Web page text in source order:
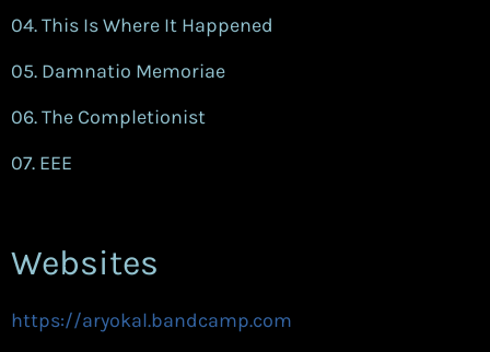
04. This Is Where It Happened
05. Damnatio Memoriae
06. The Completionist
07. EEE
Websites
https://aryokal.bandcamp.com